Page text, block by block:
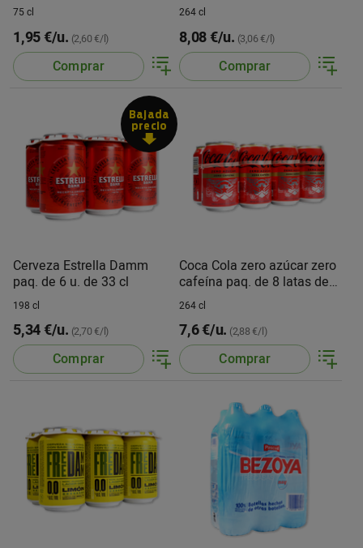
75 cl
1,95 €/u. (2,60 €/l)
Comprar
264 cl
8,08 €/u. (3,06 €/l)
Comprar
Bajada
precio
Cerveza Estrella Damm
paq. de 6 u. de 33 cl
198 cl
5,34 €/u. (2,70 €/l)
Comprar
Coca Cola zero azúcar zero
cafeína paq. de 8 latas de
33 cl
264 cl
7,6 €/u. (2,88 €/l)
Comprar